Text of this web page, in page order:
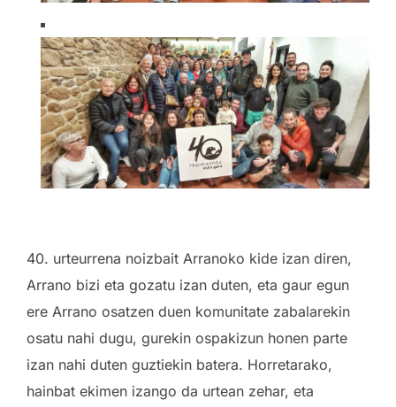
40. urteurrena noizbait Arranoko kide izan diren,
Arrano bizi eta gozatu izan duten, eta gaur egun
ere Arrano osatzen duen komunitate zabalarekin
osatu nahi dugu, gurekin ospakizun honen parte
izan nahi duten guztiekin batera. Horretarako,
hainbat ekimen izango da urtean zehar, eta